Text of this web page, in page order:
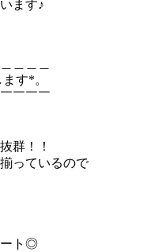
ます♪
す*。
￣￣￣
群！！
っているので
ート◎